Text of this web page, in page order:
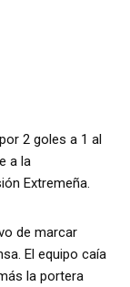
2 goles a 1 al
a la
Extremeña.
de marcar
El equipo caía
la portera